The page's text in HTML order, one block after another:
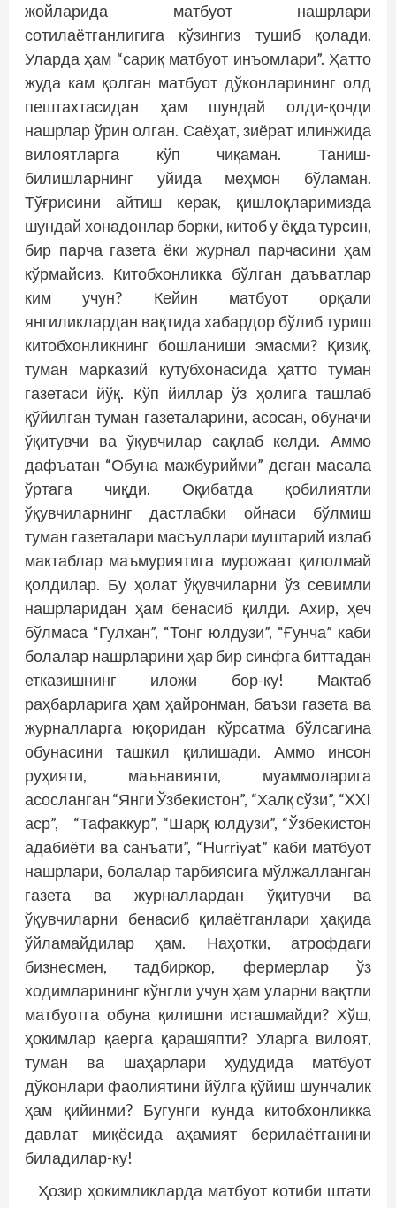
жойларида матбуот нашрлари
сотилаётганлигига кўзингиз тушиб қолади.
Уларда ҳам “сариқ матбуот инъомлари”. Ҳатто
жуда кам қолган матбуот дўконларининг олд
пештахтасидан ҳам шундай олди-қочди
нашрлар ўрин олган. Саё­ҳат, зиёрат илинжида
вилоятларга кўп чиқаман. Таниш-
билишларнинг уйида меҳмон бўламан.
Тўғрисини айтиш керак, қишлоқларимизда
шундай хонадонлар борки, китоб у ёқда турсин,
бир парча газета ёки журнал парчасини ҳам
кўрмайсиз. Китобхонликка бўлган даъватлар
ким учун? Кейин матбуот орқали
янгиликлардан вақтида хабардор бўлиб туриш
китобхонликнинг бошланиши эмасми? Қизиқ,
туман марказий кутубхонасида ҳатто туман
газетаси йўқ. Кўп йиллар ўз ҳолига ташлаб
қўйилган туман газеталарини, асосан, обуначи
ўқитувчи ва ўқувчилар сақлаб келди. Аммо
дафъатан “Обуна мажбурийми” деган масала
ўртага чиқди. Оқибатда қобилиятли
ўқувчиларнинг дастлабки ойнаси бўлмиш
туман газеталари масъуллари муштарий излаб
мактаблар маъмуриятига мурожаат қилолмай
қолдилар. Бу ҳолат ўқувчиларни ўз севимли
нашрларидан ҳам бенасиб қилди. Ахир, ҳеч
бўлмаса “Гулхан”, “Тонг юлдузи”, “Ғунча” каби
болалар нашрларини ҳар бир синфга биттадан
етказишнинг иложи бор-ку! Мактаб
раҳбарларига ҳам ҳайронман, баъзи газета ва
журналларга юқоридан кўрсатма бўлсагина
обунасини ташкил қилишади. Аммо инсон
руҳияти, маънавияти, муаммоларига
асосланган “Янги Ўзбекистон”, “Халқ сўзи”, “XXI
аср”, “Тафаккур”, “Шарқ юлдузи”, “Ўзбекистон
ада­биё­ти ва санъати”, “Hurriyat” каби матбуот
нашрлари, болалар тарбиясига мўлжалланган
газета ва журналлардан ўқитувчи ва
ўқувчиларни бенасиб қилаётганлари ҳақида
ўйламайдилар ҳам. Наҳотки, атрофдаги
бизнесмен, тадбиркор, фермерлар ўз
ходимларининг кўнгли учун ҳам уларни вақтли
матбуотга обуна қилишни исташмайди? Хўш,
ҳокимлар қаерга қарашяпти? Уларга вилоят,
туман ва шаҳарлари ҳудудида матбуот
дўконлари фаолиятини йўлга қўйиш шунчалик
ҳам қийинми? Бугунги кунда китобхонликка
давлат миқёсида аҳамият берилаётганини
биладилар-ку!
Ҳозир ҳокимликларда матбуот котиби штати